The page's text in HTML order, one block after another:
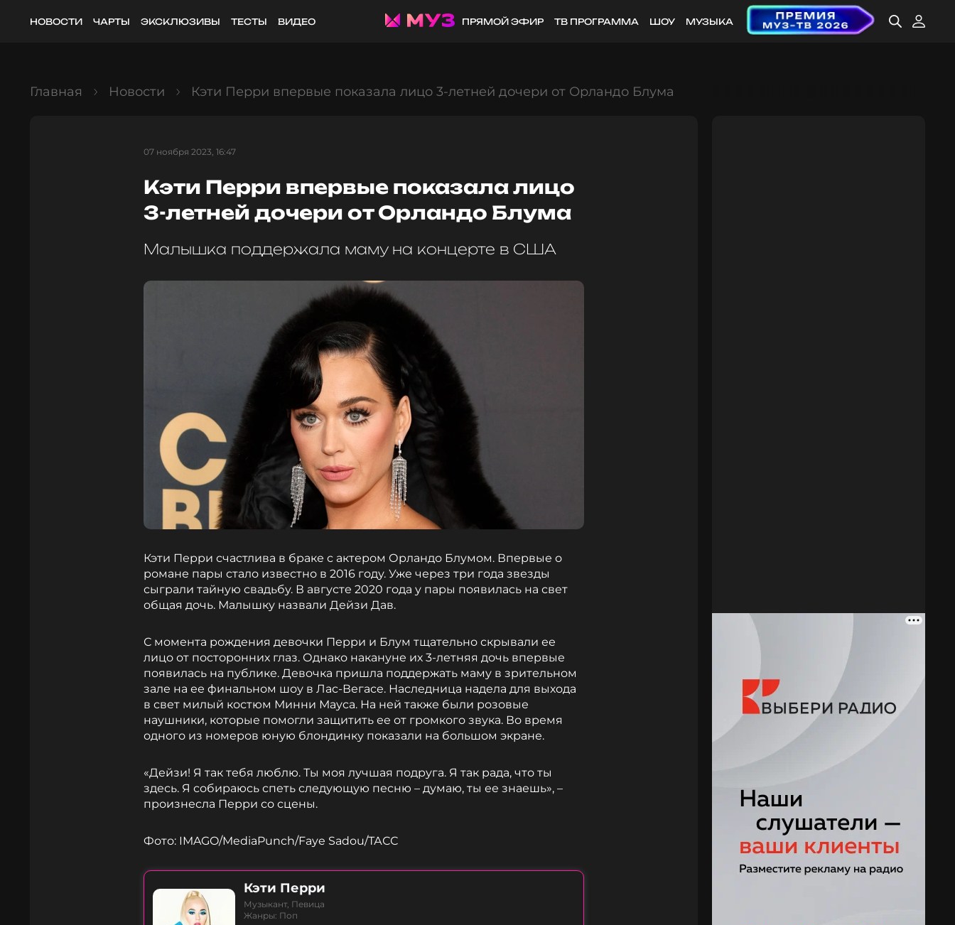
НОВОСТИ ЧАРТЫ ЭКСКЛЮЗИВЫ ТЕСТЫ ВИДЕО ПРЯМОЙ ЭФИР ТВ ПРОГРАММА ШОУ МУЗЫКА
Главная Новости Кэти Перри впервые показала лицо 3-летней дочери от Орландо Блума
07 ноября 2023, 16:47
Кэти Перри впервые показала лицо
3-летней дочери от Орландо Блума
Малышка поддержала маму на концерте в США
Кэти Перри счастлива в браке с актером Орландо Блумом. Впервые о
романе пары стало известно в 2016 году. Уже через три года звезды
сыграли тайную свадьбу. В августе 2020 года у пары появилась на свет
общая дочь. Малышку назвали Дейзи Дав.
С момента рождения девочки Перри и Блум тщательно скрывали ее
лицо от посторонних глаз. Однако накануне их 3-летняя дочь впервые
появилась на публике. Девочка пришла поддержать маму в зрительном
зале на ее финальном шоу в Лас-Вегасе. Наследница надела для выхода
в свет милый костюм Минни Мауса. На ней также были розовые
наушники, которые помогли защитить ее от громкого звука. Во время
одного из номеров юную блондинку показали на большом экране.
«Дейзи! Я так тебя люблю. Ты моя лучшая подруга. Я так рада, что ты
здесь. Я собираюсь спеть следующую песню – думаю, ты ее знаешь», –
произнесла Перри со сцены.
Фото: IMAGO/MediaPunch/Faye Sadou/ТАСС
Кэти Перри
Музыкант, Певица
Жанры: Поп